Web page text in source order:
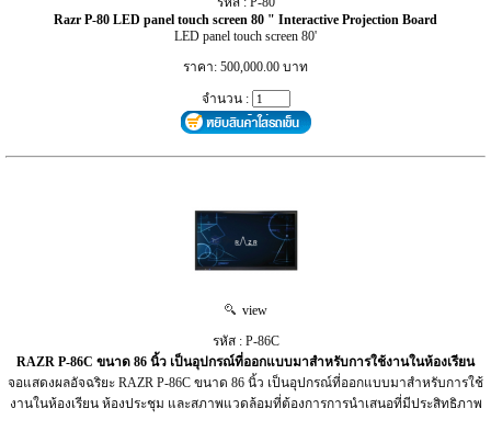
Razr P-80 LED panel touch screen 80 " Interactive Projection Board
LED panel touch screen 80'
ราคา: 500,000.00 บาท
จำนวน :
view
รหัส : P-86C
RAZR P-86C ขนาด 86 นิ้ว เป็นอุปกรณ์ที่ออกแบบมาสำหรับการใช้งานในห้องเรียน
จอแสดงผลอัจฉริยะ RAZR P-86C ขนาด 86 นิ้ว เป็นอุปกรณ์ที่ออกแบบมาสำหรับการใช้
งานในห้องเรียน ห้องประชุม และสภาพแวดล้อมที่ต้องการการนำเสนอที่มีประสิทธิภาพ